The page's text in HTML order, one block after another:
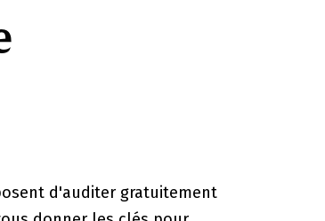
d'auditer gratuitement